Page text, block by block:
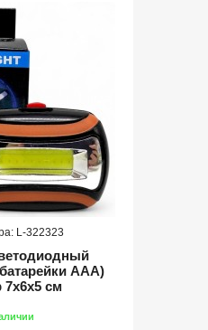
322323
AAA)
7х6х5 см